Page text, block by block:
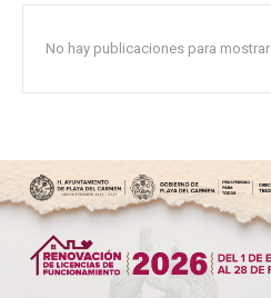
No hay publicaciones para mostrar